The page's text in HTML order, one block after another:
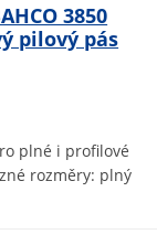
3850
pilový pás
plné i profilové
rozměry: plný